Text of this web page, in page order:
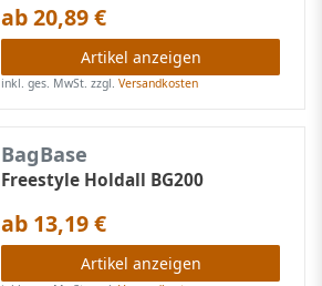
ab 20,89 €
Artikel anzeigen
inkl. ges. MwSt. zzgl.Versandkosten
BagBase
Freestyle Holdall BG200
ab 13,19 €
Artikel anzeigen